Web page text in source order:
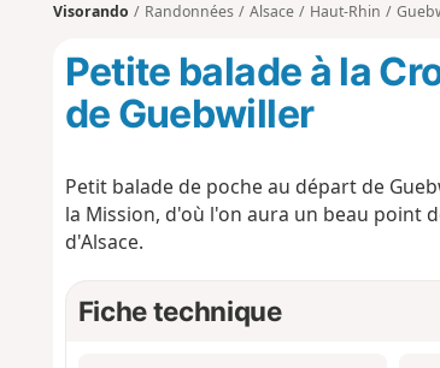
Visorando Randonnées Alsace Haut-Rhin
Petite balade à la
de Guebwiller
Petit balade de poche au départ de
la Mission, d'où l'on aura un beau point
d'Alsace.
Fiche technique